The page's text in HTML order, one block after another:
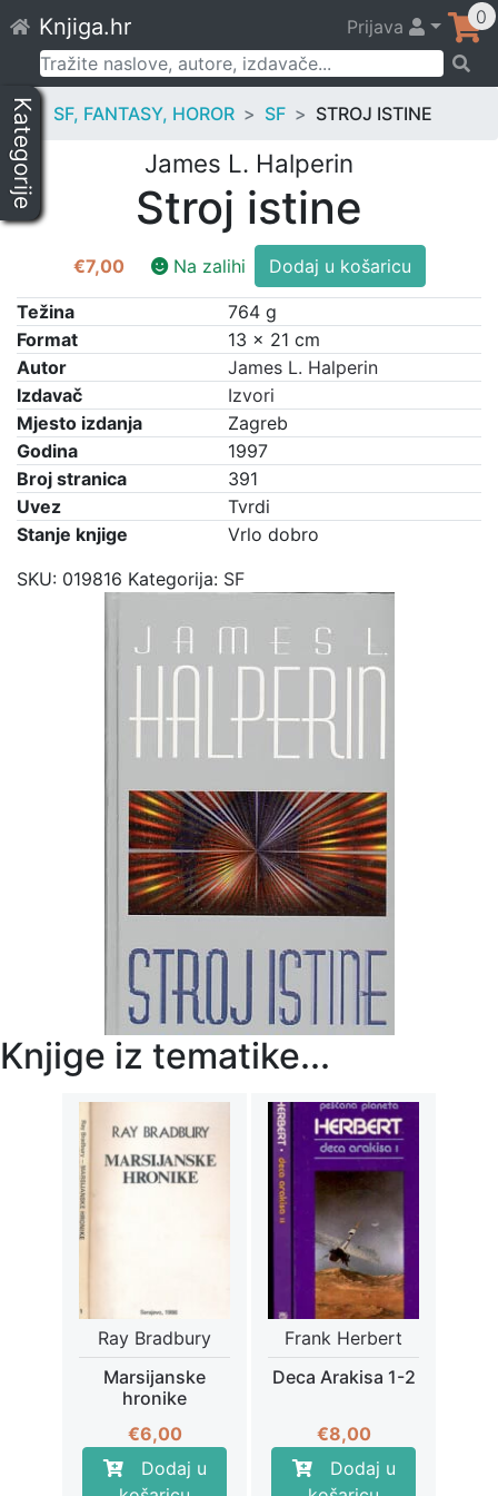
to
content
Knjiga.hr Prijava 0
Pretraži:
Kategorije SF, FANTASY, HOROR SF STROJ ISTINE
James L. Halperin
Stroj istine
€7,00 Na zalihi
Stroj
istine
količina
Dodaj u košaricu
Težina
764 g
Format
13 × 21 cm
Autor
James L. Halperin
Izdavač
Izvori
Mjesto izdanja
Zagreb
Godina
1997
Broj stranica
391
Uvez
Tvrdi
Stanje knjige
Vrlo dobro
SKU: 019816 Kategorija: SF
Knjige iz tematike...
Ray Bradbury
Marsijanske
hronike
€6,00
Dodaj u
Frank Herbert
Deca Arakisa 1-2
€8,00
Dodaj u